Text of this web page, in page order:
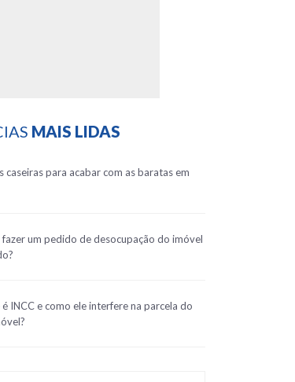
MAIS LIDAS
caseiras para acabar com as baratas em
um pedido de desocupação do imóvel
INCC e como ele interfere na parcela do